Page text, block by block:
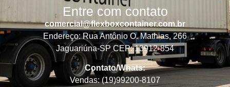
Entre com contato
comercial@flexboxcontainer.com.br
Endereço: Rua Antônio O. Mathias, 266
Jaguariúna-SP CEP: 13912-854
Contato/Whats:
Vendas: (19)99200-8107